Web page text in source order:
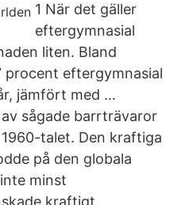
1 När det gäller
eftergymnasial
liten. Bland
procent eftergymnasial
jämfört med …
sågade barrträvaror
talet. Den kraftiga
på den globala
minst
kraftigt.